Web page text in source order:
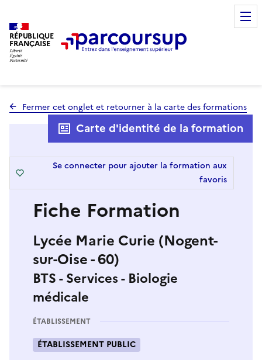
RÉPUBLIQUE
FRANÇAISE
Fermer cet onglet et retourner à la carte des formations
Fiche Formation
Lycée Marie Curie (Nogent-
sur-Oise - 60)
BTS - Services - Biologie
médicale
Carte d'identité de la formation
Se connecter pour ajouter la formation aux
favoris
ÉTABLISSEMENT
ÉTABLISSEMENT PUBLIC